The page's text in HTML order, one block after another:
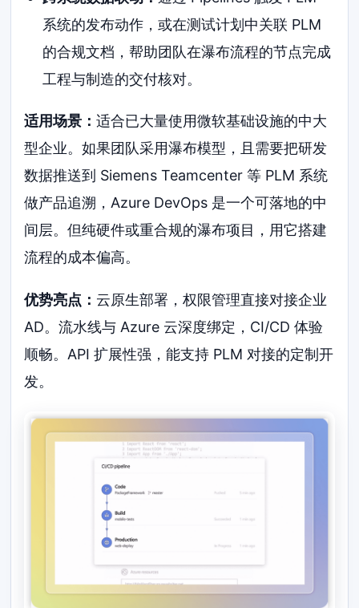
系统的发布动作，或在测试计划中关联 PLM
的合规文档，帮助团队在瀑布流程的节点完成
工程与制造的交付核对。
适用场景：适合已大量使用微软基础设施的中大
型企业。如果团队采用瀑布模型，且需要把研发
数据推送到 Siemens Teamcenter 等 PLM 系统
做产品追溯，Azure DevOps 是一个可落地的中
间层。但纯硬件或重合规的瀑布项目，用它搭建
流程的成本偏高。
优势亮点： 云原生部署，权限管理直接对接企业
AD。流水线与 Azure 云深度绑定，CI/CD 体验
顺畅。API 扩展性强，能支持 PLM 对接的定制开
发。